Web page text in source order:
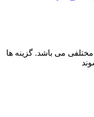
می باشد. گزینه ها